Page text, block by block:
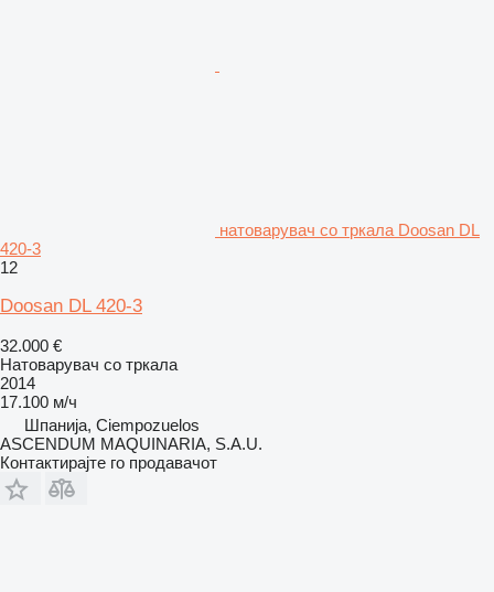
натоварувач со тркала Doosan DL
420-3
12
Doosan DL 420-3
32.000 €
Натоварувач со тркала
2014
17.100 м/ч
Шпанија, Ciempozuelos
ASCENDUM MAQUINARIA, S.A.U.
Контактирајте го продавачот